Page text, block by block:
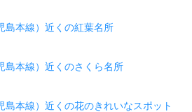
島本線）近くの紅葉名所
島本線）近くのさくら名所
島本線）近くの花のきれいなスポット